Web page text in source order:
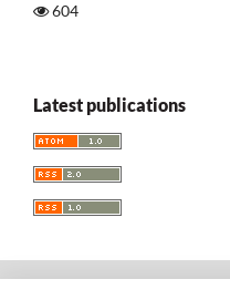
604
Latest publications